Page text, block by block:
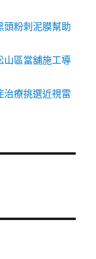
頭粉刺泥膜幫助
山區當舖施工導
治療挑選近視雷